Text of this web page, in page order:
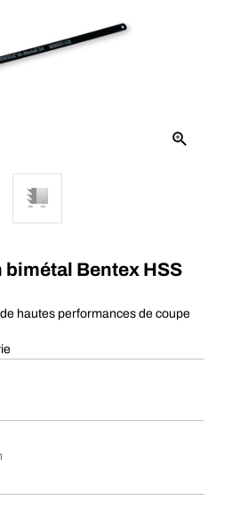
bimétal Bentex HSS
hautes performances de coupe